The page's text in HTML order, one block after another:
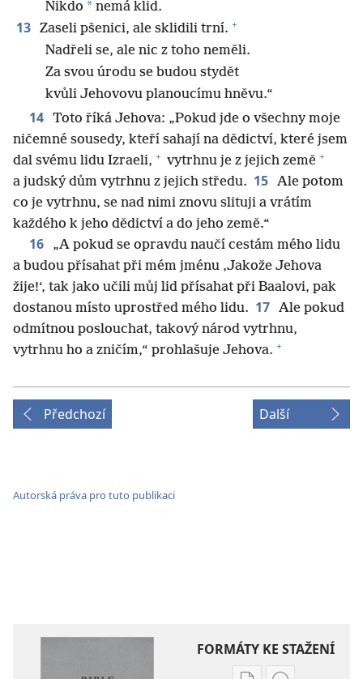
Nikdo * nemá klid.
13 Zaseli pšenici, ale sklidili trní. +
Nadřeli se, ale nic z toho neměli.
Za svou úrodu se budou stydět
kvůli Jehovovu planoucímu hněvu.“
14 Toto říká Jehova: „Pokud jde o všechny moje
ničemné sousedy, kteří sahají na dědictví, které jsem
dal svému lidu Izraeli, + vytrhnu je z jejich země +
a judský dům vytrhnu z jejich středu. 15 Ale potom
co je vytrhnu, se nad nimi znovu slituji a vrátím
každého k jeho dědictví a do jeho země.“
16
„A pokud se opravdu naučí cestám mého lidu
a budou přísahat při mém jménu ‚Jakože Jehova
žije!‘, tak jako učili můj lid přísahat při Baalovi, pak
dostanou místo uprostřed mého lidu. 17 Ale pokud
odmítnou poslouchat, takový národ vytrhnu,
vytrhnu ho a zničím,“ prohlašuje Jehova. +
Předchozí Další
Autorská práva pro tuto publikaci
FORMÁTY KE STAŽENÍ